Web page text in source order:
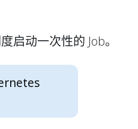
启动一次性的 Job。